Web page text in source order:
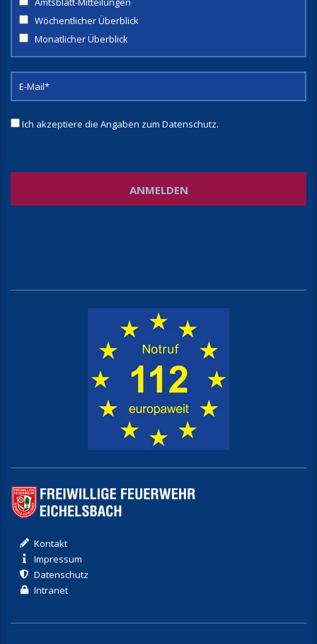
Wöchentlicher Überblick
Monatlicher Überblick
Ich akzeptiere die Angaben zum Datenschutz.
Kontakt
Impressum
Datenschutz
Intranet